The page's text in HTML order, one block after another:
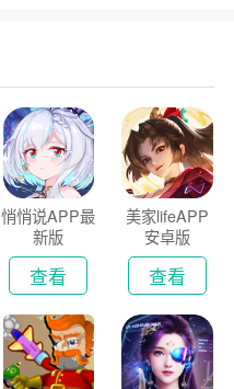
悄悄说APP最
新版
查看
美家lifeAPP
安卓版
查看